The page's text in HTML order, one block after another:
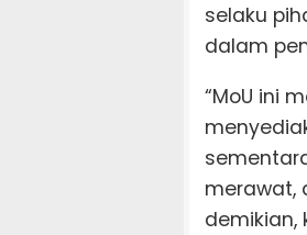
selaku
dalam
“MoU ini
merawat,
demikian,